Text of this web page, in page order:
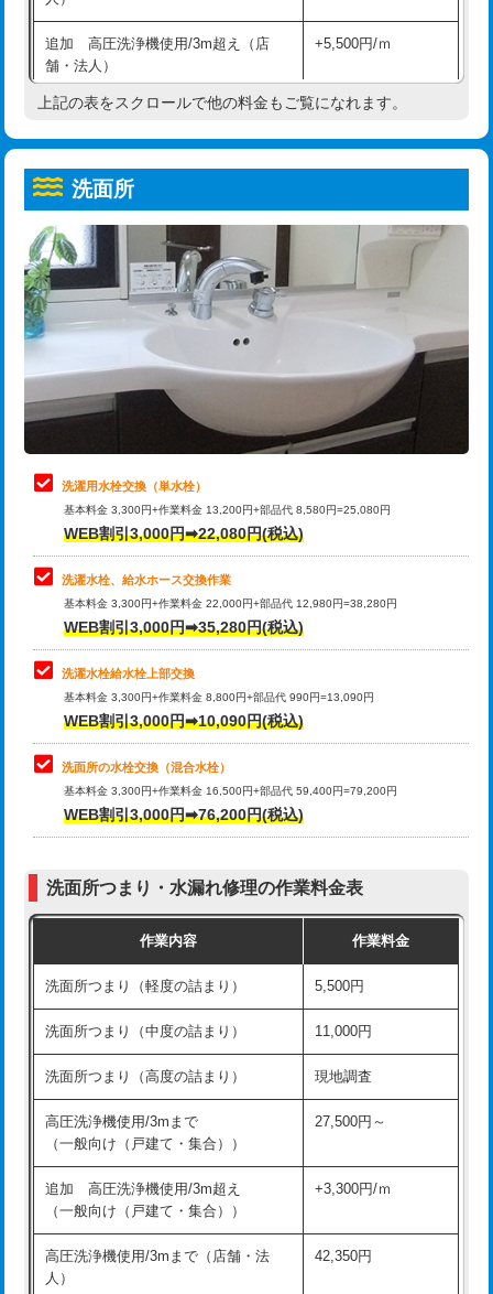
コンクリート斫り（厚さ10㎝超え）
モルタル補修（厚さ10㎝まで） 27,500円
モルタル補修（厚さ10㎝超え） 38,500円
洗面台設置 38,500円
追加人工
廃棄・処分 現場見積
※給水管工事は20mmまでの価格です。
給水管工事※（ホール加工)
給水管工事※（バンド止め) 3,300円
給水管工事※（支持金具設置) 5,500円
給水管工事※（保温材使用（バンド止
め込み）)
5,500円
給水管工事※（土の掘削・埋め戻し作
業)
11,000円
給水管工事※（塩ビ管（VP・HI）使
用/3ｍまで)
33,000円
給水管工事※（塩ビ管（VP・HI）使
用（追加）/3ｍ超え)
給水管工事※（ライニング鋼管・銅
管・ポリ管・HT管使用/3ｍまで)
44,000円
給水管工事※（ライニング鋼管・銅
管・ポリ管・HT管使用/3ｍ超え)
排水管工事（土の掘削・埋め戻し作
業）
排水管工事（排水管工事/3ｍまで） 55,000円
排水管工事（追加 排水管工事/3ｍ超
え）
マス交換（土の掘削・埋め戻し作業）
マス交換（深さ50㎝未満）
マス交換（深さ50㎝以上）
モルタル補修（厚さ10㎝まで） 27,500円
モルタル補修（厚さ10㎝超え） 38,500円
洗面台設置 38,500円
バスタブ設置 現場見積
追加人工 16,500円
廃棄・処分 現場見積
※給水管工事は20mmまでの価格です。
追加 高圧洗浄機使用/3m超え（店
舗・法人）
+5,500円/ｍ
高度高圧洗浄換 現地調査
トーラー機使用/3mまで
追加トーラー機使用/3m超え +3,300円
カメラ調査 33,000円
桝清掃
止水・漏水調査・防水処理・清掃・修
理・調整・分解・加工など（軽作業）
11,000円
止水・漏水調査・防水処理・清掃・修
理・調整・分解・加工など（中作業）
22,000円
止水・漏水調査・防水処理・清掃・修
理・調整・分解・加工など（重作業）
33,000円
キッチンタンク脱着
その他部品の脱着
交換・取付（タンク）
交換・取付(単水栓（壁付・デッキ
式）)
交換・取付(混合水栓（壁付・デッキ
式・ワンホール）)
16,500円+材料費
（P/S/ポップアップ））
交換・取付（その他部品） 11,000円+材料費
持込商品取付（単水栓） 13,200円
持込商品取付（混合水栓） 16,500円
持込商品取付（浄水器・分岐水栓） 16,500円
給水管工事※（ホール加工) 16,500円
給水管工事※（バンド止め)
給水管工事※（支持金具設置) 5,500円
給水管工事※（保温材使用（バンド止
め込み）)
5,500円
上記の表をスクロールで他の料金もご覧になれます。
洗面所
洗濯用水栓交換（単水栓）
基本料金 3,300円+作業料金 13,200円+部品代 8,580円=25,080円
WEB割引3,000円➡22,080円(税込)
洗濯水栓、給水ホース交換作業
基本料金 3,300円+作業料金 22,000円+部品代 12,980円=38,280円
WEB割引3,000円➡35,280円(税込)
洗濯水栓給水栓上部交換
基本料金 3,300円+作業料金 8,800円+部品代 990円=13,090円
WEB割引3,000円➡10,090円(税込)
洗面所の水栓交換（混合水栓）
基本料金 3,300円+作業料金 16,500円+部品代 59,400円=79,200円
WEB割引3,000円➡76,200円(税込)
洗面所つまり・水漏れ修理の作業料金表
作業内容 作業料金
洗面所つまり（軽度の詰まり） 5,500円
洗面所つまり（中度の詰まり） 11,000円
洗面所つまり（高度の詰まり） 現地調査
高圧洗浄機使用/3mまで
（一般向け（戸建て・集合））
27,500円～
追加 高圧洗浄機使用/3m超え
（一般向け（戸建て・集合））
+3,300円/ｍ
高圧洗浄機使用/3mまで（店舗・法
人）
42,350円